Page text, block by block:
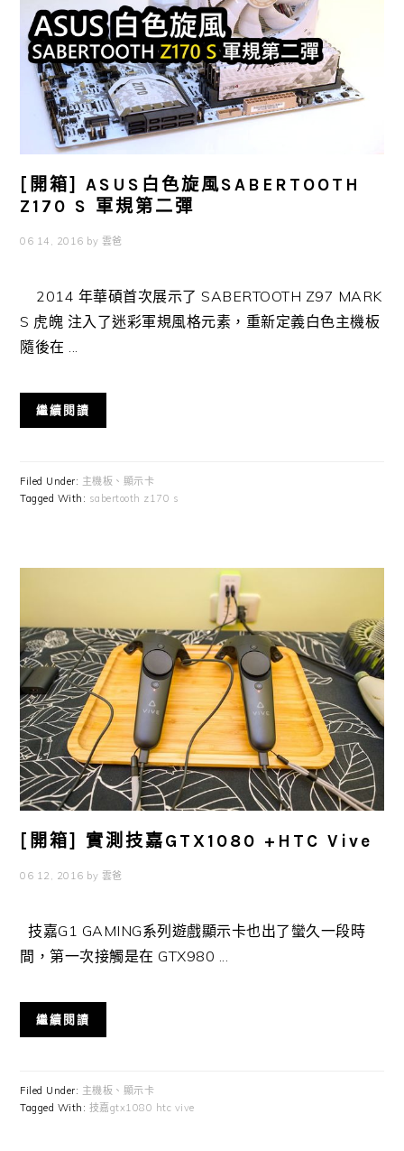
[開箱] ASUS白色旋風SABERTOOTH
Z170 S 軍規第二彈
06 14, 2016 by 雲爸
2014 年華碩首次展示了 SABERTOOTH Z97 MARK
S 虎魄 注入了迷彩軍規風格元素，重新定義白色主機板
隨後在 ...
繼續閱讀
Filed Under: 主機板、顯示卡
Tagged With: sabertooth z170 s
[開箱] 實測技嘉GTX1080 +HTC Vive
06 12, 2016 by 雲爸
技嘉G1 GAMING系列遊戲顯示卡也出了蠻久一段時
間，第一次接觸是在 GTX980 ...
繼續閱讀
Filed Under: 主機板、顯示卡
Tagged With: 技嘉gtx1080 htc vive